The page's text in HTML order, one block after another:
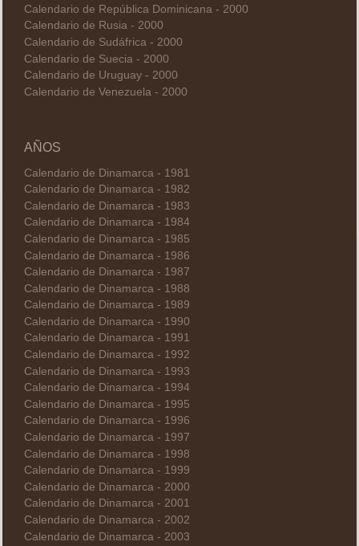
Calendario de República Dominicana - 2000
Calendario de Rusia - 2000
Calendario de Sudáfrica - 2000
Calendario de Suecia - 2000
Calendario de Uruguay - 2000
Calendario de Venezuela - 2000
AÑOS
Calendario de Dinamarca - 1981
Calendario de Dinamarca - 1982
Calendario de Dinamarca - 1983
Calendario de Dinamarca - 1984
Calendario de Dinamarca - 1985
Calendario de Dinamarca - 1986
Calendario de Dinamarca - 1987
Calendario de Dinamarca - 1988
Calendario de Dinamarca - 1989
Calendario de Dinamarca - 1990
Calendario de Dinamarca - 1991
Calendario de Dinamarca - 1992
Calendario de Dinamarca - 1993
Calendario de Dinamarca - 1994
Calendario de Dinamarca - 1995
Calendario de Dinamarca - 1996
Calendario de Dinamarca - 1997
Calendario de Dinamarca - 1998
Calendario de Dinamarca - 1999
Calendario de Dinamarca - 2000
Calendario de Dinamarca - 2001
Calendario de Dinamarca - 2002
Calendario de Dinamarca - 2003